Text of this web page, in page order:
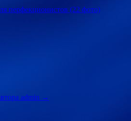
перфекционистов (22 фото)
admin →